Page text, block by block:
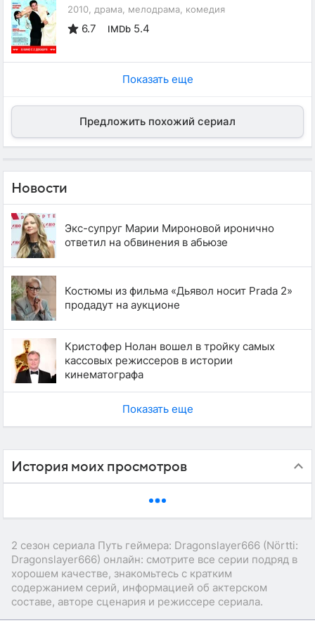
2010, драма, мелодрама, комедия
6.7 IMDb 5.4
Показать еще
Предложить похожий сериал
Новости
Экс-супруг Марии Мироновой иронично
ответил на обвинения в абьюзе
Костюмы из фильма «Дьявол носит Prada 2»
продадут на аукционе
Кристофер Нолан вошел в тройку самых
кассовых режиссеров в истории
кинематографа
Показать еще
История моих просмотров
2 сезон сериала Путь геймера: Dragonslayer666 (Nörtti:
Dragonslayer666) онлайн: смотрите все серии подряд в
хорошем качестве, знакомьтесь с кратким
содержанием серий, информацией об актерском
составе, авторе сценария и режиссере сериала.